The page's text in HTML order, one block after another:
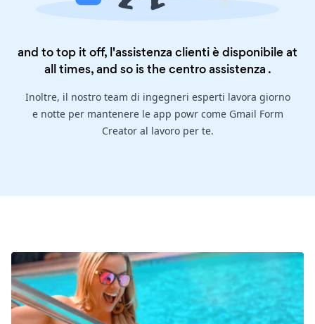
and to top it off, l'assistenza clienti è disponibile at
all times, and so is thecentro assistenza .
Inoltre, il nostro team di ingegneri esperti lavora giorno
e notte per mantenere le app powr come Gmail Form
Creator al lavoro per te.